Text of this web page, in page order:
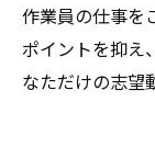
作業員の仕事を
ポイントを抑え
なただけの志望